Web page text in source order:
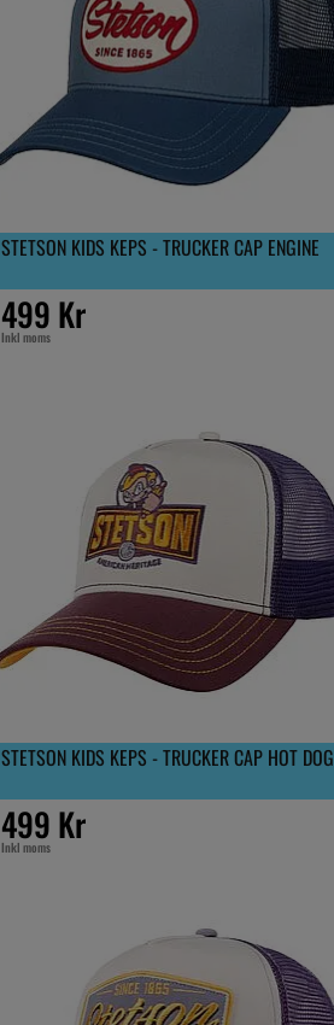
STETSON KIDS KEPS - TRUCKER CAP ENGINE
499 Kr
Inkl moms
STETSON KIDS KEPS - TRUCKER CAP HOT DOG
499 Kr
Inkl moms